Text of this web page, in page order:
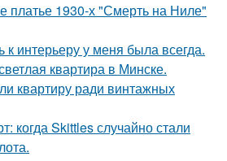
платье 1930-х "Смерть на Ниле"
интерьеру у меня была всегда.
квартира в Минске.
квартиру ради винтажных
когда Skittles случайно стали